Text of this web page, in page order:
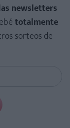
newsletters
totalmente
sorteos de